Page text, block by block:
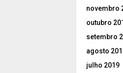
novembro
outubro
setembro
agosto
julho 2019